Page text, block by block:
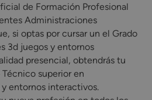
de Formación Profesional
Administraciones
si optas por cursar un el Grado
3d juegos y entornos
presencial, obtendrás tu
superior en
entornos interactivos.